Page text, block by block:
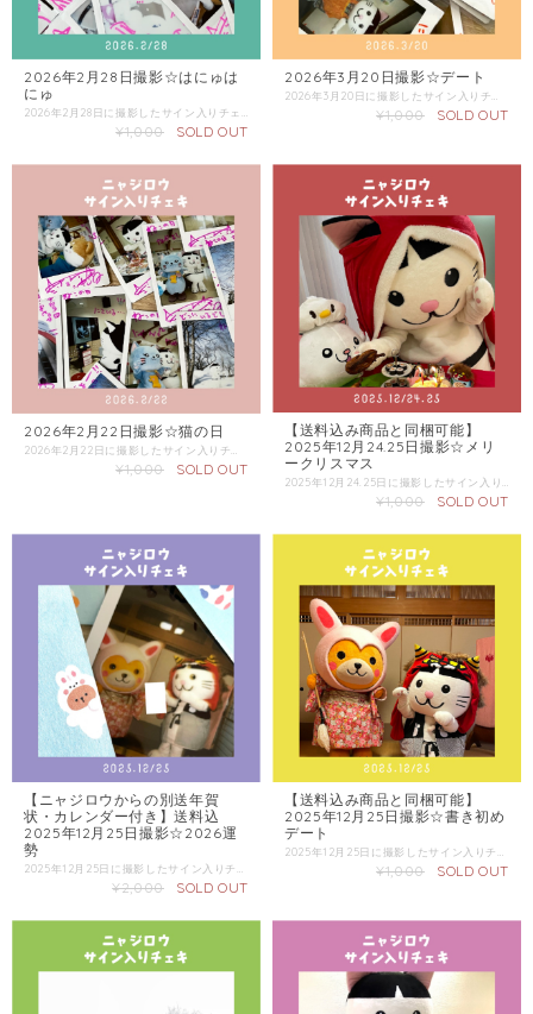
2026年2月28日撮影☆はにゅは
にゅ
2026年2月28日に撮影したサイン入りチェキです。 チェキは選べません。 複数枚ご購入の際にはなるべく被らないようにしますが、必ずしもお約束できないのでご了承ください。 この商品の配送は「普通郵便」をご選択ください。 同梱商品がある場合は、そちらの配送方法を確認し「金額が上の方」をご選択ください。
¥1,000 SOLD OUT
2026年3月20日撮影☆デート
2026年3月20日に撮影したサイン入りチェキです。 チェキは選べません。 複数枚ご購入の際にはなるべく被らないようにしますが、必ずしもお約束できないのでご了承ください。 この商品の配送は「普通郵便」をご選択ください。 同梱商品がある場合は、そちらの配送方法を確認し「金額が上の方」をご選択ください。
¥1,000 SOLD OUT
2026年2月22日撮影☆猫の日
¥1,000 SOLD OUT
【送料込み商品と同梱可能】
2025年12月24.25日撮影☆メリ
ークリスマス
2025年12月24.25日に撮影したサイン入りチェキです。 チェキは選べません。 複数枚ご購入の際にはなるべく被らないようにしますが、必ずしもお約束できないのでご了承ください。 送料込み商品と同梱可能。 この商品の配送は「普通郵便」をご選択ください。 同梱商品がある場合は、そちらの配送方法を確認し「金額が上の方」または「送料込み商品」の場合にのみ「送料込み商品」をご選択ください。
¥1,000 SOLD OUT
【ニャジロウからの別送年賀
状・カレンダー付き】送料込
2025年12月25日撮影☆2026運
勢
2025年12月25日に撮影したサイン入りチェキです。 備考欄にて年賀状か寒中見舞いか希望をお知らせください。 チェキは選べません。 複数枚ご購入の際にはなるべく被らないようにしますが、必ずしもお約束できないのでご了承ください。 この商品の配送は「送料込み商品」をご選択ください。 同梱商品がある場合は、そちらの配送方法を確認し「金額が上の方」をご選択ください。
¥2,000 SOLD OUT
【送料込み商品と同梱可能】
2025年12月25日撮影☆書き初め
デート
2025年12月25日に撮影したサイン入りチェキです。 チェキは選べません。 複数枚ご購入の際にはなるべく被らないようにしますが、必ずしもお約束できないのでご了承ください。 送料込み商品と同梱可能。 この商品の配送は「普通郵便」をご選択ください。 同梱商品がある場合は、そちらの配送方法を確認し「金額が上の方」または「送料込み商品」の場合にのみ「送料込み商品」をご選択ください。
¥1,000 SOLD OUT